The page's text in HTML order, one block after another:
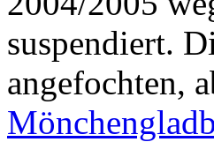
suspendiert.
angefochten,